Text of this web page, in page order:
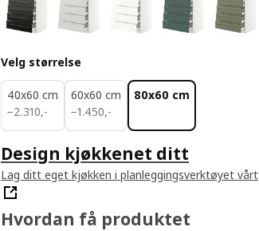
Velg størrelse
40x60 cm
−2.310,-
2310,-
60x60 cm
−1.450,-
1450,-
80x60 cm
Design kjøkkenet ditt
Lag ditt eget kjøkken i planleggingsverktøyet vårt
Hvordan få produktet